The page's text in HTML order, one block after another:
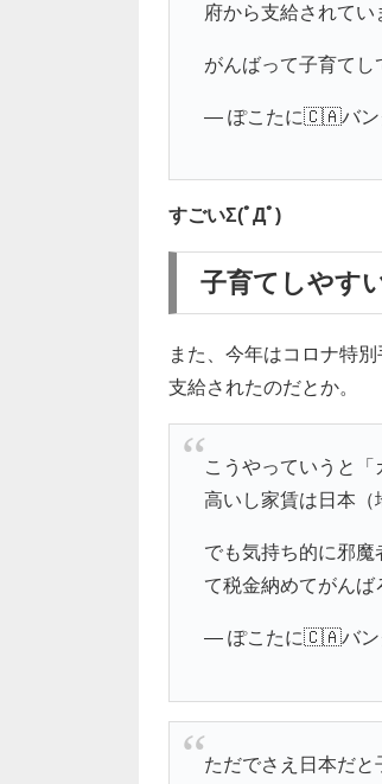
府から支給されて
がんばって子育て
— ぽこたに🇨🇦バン
すごいΣ(ﾟДﾟ)
子育てしやす
また、今年はコロナ特
支給されたのだとか。
こうやっていうと
高いし家賃は日本（
でも気持ち的に邪
て税金納めてがん
— ぽこたに🇨🇦バン
ただでさえ日本だ